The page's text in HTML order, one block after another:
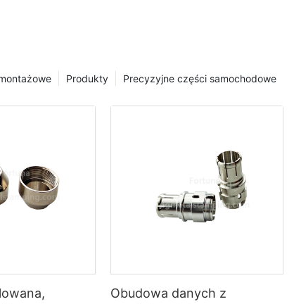
Precyzyjne części samochodowe
Produkty
Obudowa danych z